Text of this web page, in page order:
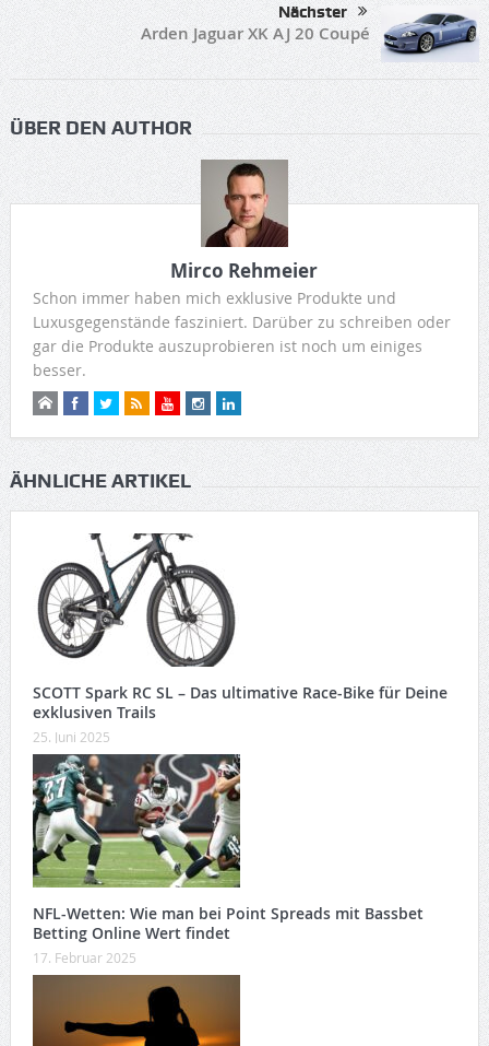
Nächster
Arden Jaguar XK AJ 20 Coupé
ÜBER DEN AUTHOR
Mirco Rehmeier
Schon immer haben mich exklusive Produkte und
Luxusgegenstände fasziniert. Darüber zu schreiben oder
gar die Produkte auszuprobieren ist noch um einiges
besser.
ÄHNLICHE ARTIKEL
SCOTT Spark RC SL – Das ultimative Race-Bike für Deine
exklusiven Trails
25. Juni 2025
NFL-Wetten: Wie man bei Point Spreads mit Bassbet
Betting Online Wert findet
17. Februar 2025